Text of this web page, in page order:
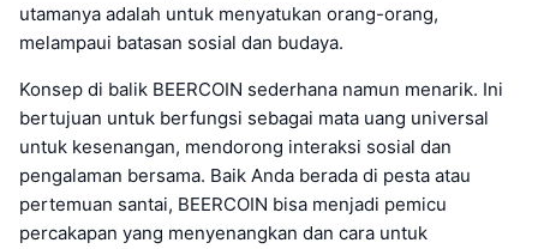
utamanya adalah untuk menyatukan orang-orang,
melampaui batasan sosial dan budaya.
Konsep di balik BEERCOIN sederhana namun menarik. Ini
bertujuan untuk berfungsi sebagai mata uang universal
untuk kesenangan, mendorong interaksi sosial dan
pengalaman bersama. Baik Anda berada di pesta atau
pertemuan santai, BEERCOIN bisa menjadi pemicu
percakapan yang menyenangkan dan cara untuk